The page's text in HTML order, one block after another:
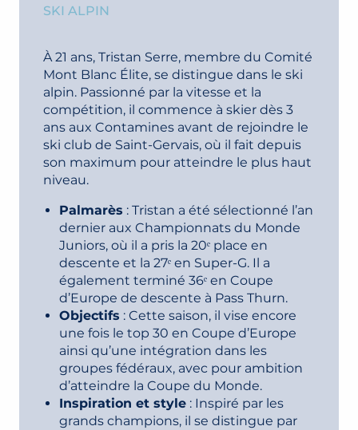
SKI ALPIN
À 21 ans, Tristan Serre, membre du Comité
Mont Blanc Élite, se distingue dans le ski
alpin. Passionné par la vitesse et la
compétition, il commence à skier dès 3
ans aux Contamines avant de rejoindre le
ski club de Saint-Gervais, où il fait depuis
son maximum pour atteindre le plus haut
niveau.
Palmarès : Tristan a été sélectionné l’an
dernier aux Championnats du Monde
Juniors, où il a pris la 20ᵉ place en
descente et la 27ᵉ en Super-G. Il a
également terminé 36ᵉ en Coupe
d’Europe de descente à Pass Thurn.
Objectifs : Cette saison, il vise encore
une fois le top 30 en Coupe d’Europe
ainsi qu’une intégration dans les
groupes fédéraux, avec pour ambition
d’atteindre la Coupe du Monde.
Inspiration et style : Inspiré par les
grands champions, il se distingue par